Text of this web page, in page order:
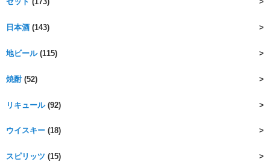
日本酒 (143)
地ビール(115)
焼酎(52)
リキュール(92)
ウイスキー (18)
スピリッツ (15)